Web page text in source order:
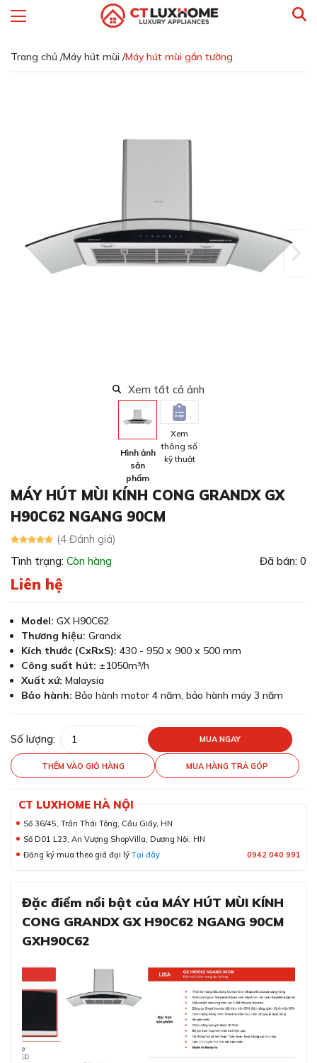
Trang chủ /Máy hút mùi /Máy hút mùi gắn tường
Xem tất cả ảnh
Hình ảnh
sản
phẩm
Xem
thông số
kỹ thuật
MÁY HÚT MÙI KÍNH CONG GRANDX GX
H90C62 NGANG 90CM
(4 Đánh giá)
Tình trạng: Còn hàng Đã bán: 0
Liên hệ
Model: GX H90C62
Thương hiệu: Grandx
Kích thước (CxRxS): 430 - 950 x 900 x 500 mm
Công suất hút: ±1050m³/h
Xuất xứ: Malaysia
Bảo hành: Bảo hành motor 4 năm, bảo hành máy 3 năm
Số lượng: MUA NGAY
THÊM VÀO GIỎ HÀNG MUA HÀNG TRẢ GÓP
CT LUXHOME HÀ NỘI
Số 36/45, Trần Thái Tông, Cầu Giấy, HN
Số D01 L23, An Vượng ShopVilla, Dương Nội, HN
Đăng ký mua theo giá đại lý Tại đây 0942 040 991
Đặc điểm nổi bật của MÁY HÚT MÙI KÍNH
CONG GRANDX GX H90C62 NGANG 90CM
GXH90C62